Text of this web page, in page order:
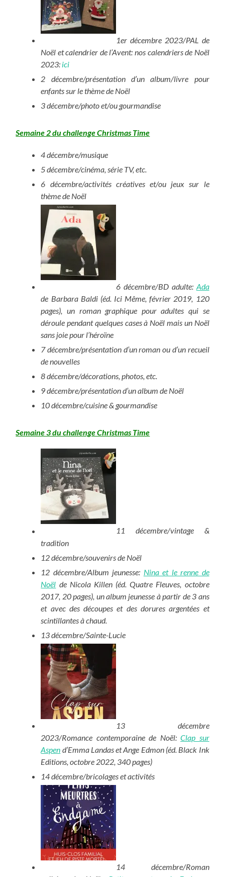
1er décembre 2023/PAL de
Noël et calendrier de l’Avent: nos calendriers de Noël
2023: ici
2 décembre/présentation d’un album/livre pour
enfants sur le thème de Noël
3 décembre/photo et/ou gourmandise
Semaine 2 du challenge Christmas Time
4 décembre/musique
5 décembre/cinéma, série TV, etc.
6 décembre/activités créatives et/ou jeux sur le
thème de Noël
6 décembre/BD adulte: Ada
de Barbara Baldi (éd. Ici Même, février 2019, 120
pages), un roman graphique pour adultes qui se
déroule pendant quelques cases à Noël mais un Noël
sans joie pour l’héroïne
7 décembre/présentation d’un roman ou d’un recueil
de nouvelles
8 décembre/décorations, photos, etc.
9 décembre/présentation d’un album de Noël
10 décembre/cuisine & gourmandise
Semaine 3 du challenge Christmas Time
11 décembre/vintage &
tradition
12 décembre/souvenirs de Noël
12 décembre/Album jeunesse: Nina et le renne de
Noël de Nicola Killen (éd. Quatre Fleuves, octobre
2017, 20 pages), un album jeunesse à partir de 3 ans
et avec des découpes et des dorures argentées et
scintillantes à chaud.
13 décembre/Sainte-Lucie
13 décembre
2023/Romance contemporaine de Noël:Clap sur
Aspen d’Emma Landas et Ange Edmon (éd. Black Ink
Editions, octobre 2022, 340 pages)
14 décembre/bricolages et activités
14 décembre/Roman